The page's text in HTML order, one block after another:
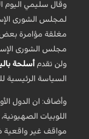
وقال سليمي اليوم
لمجلس الشورى
مغلقة مؤامرة بعض
مجلس الشورى
ولن تقدم أسلحة
السياسة الرئيسية
وأضاف: ان الدول
اللوبيات
مواقف غير واقعية